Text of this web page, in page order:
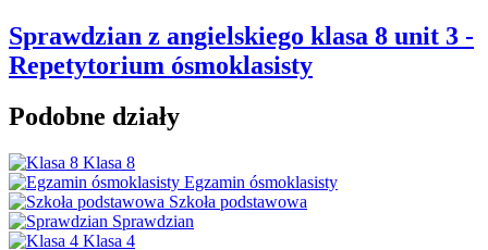
Sprawdzian z angielskiego klasa 8 unit 3 -
Repetytorium ósmoklasisty
Podobne działy
Klasa 8
Egzamin ósmoklasisty
Szkoła podstawowa
Sprawdzian
Klasa 4